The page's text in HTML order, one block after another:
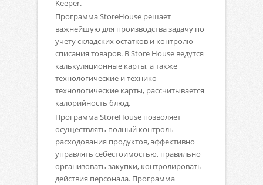
Keeper.
Программа StoreHouse решает
важнейшую для производства задачу по
учёту складских остатков и контролю
списания товаров. В Store House ведутся
калькуляционные карты, а также
технологические и технико-
технологические карты, рассчитывается
калорийность блюд.
Программа StoreHouse позволяет
осуществлять полный контроль
расходования продуктов, эффективно
управлять себестоимостью, правильно
организовать закупки, контролировать
действия персонала. Программа